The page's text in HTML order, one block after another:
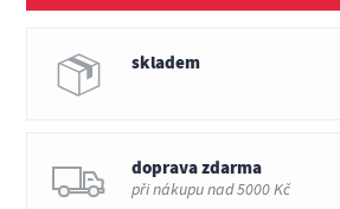
skladem
doprava zdarma
při nákupu nad 5000 Kč